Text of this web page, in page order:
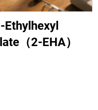
Ethylhexyl
（2-EHA）